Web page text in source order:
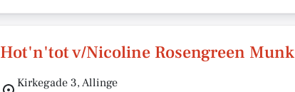
Hot'n'tot v/Nicoline Rosengreen Munk
Kirkegade 3, Allinge